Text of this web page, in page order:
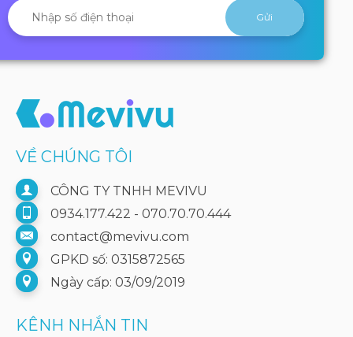
VỀ CHÚNG TÔI
CÔNG TY TNHH MEVIVU
0934.177.422 - 070.70.70.444
contact@mevivu.com
GPKD số: 0315872565
Ngày cấp: 03/09/2019
KÊNH NHẮN TIN